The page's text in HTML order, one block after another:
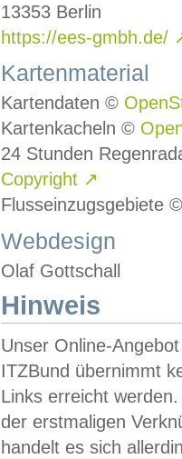
13353 Berlin
https://ees-gmbh.de/
Kartenmaterial
Kartendaten ©
Kartenkacheln ©
24 Stunden
Copyright ↗
Flusseinzugsgebiete
Webdesign
Olaf Gottschall
Hinweis
Unser Online-
ITZBund übernimmt
Links erreicht
der erstmaligen
handelt es sich